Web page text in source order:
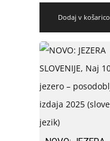
Dodaj v košarico